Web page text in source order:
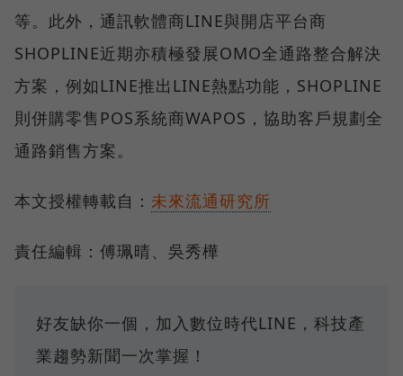
等。此外，通訊軟體商LINE與開店平台商
SHOPLINE近期亦積極發展OMO全通路整合解決
方案，例如LINE推出LINE熱點功能，SHOPLINE
則併購零售POS系統商WAPOS，協助客戶規劃全
通路銷售方案。
本文授權轉載自： 未來流通研究所
責任編輯：傅珮晴、吳秀樺
好友缺你一個，加入數位時代LINE，科技產
業趨勢新聞一次掌握！